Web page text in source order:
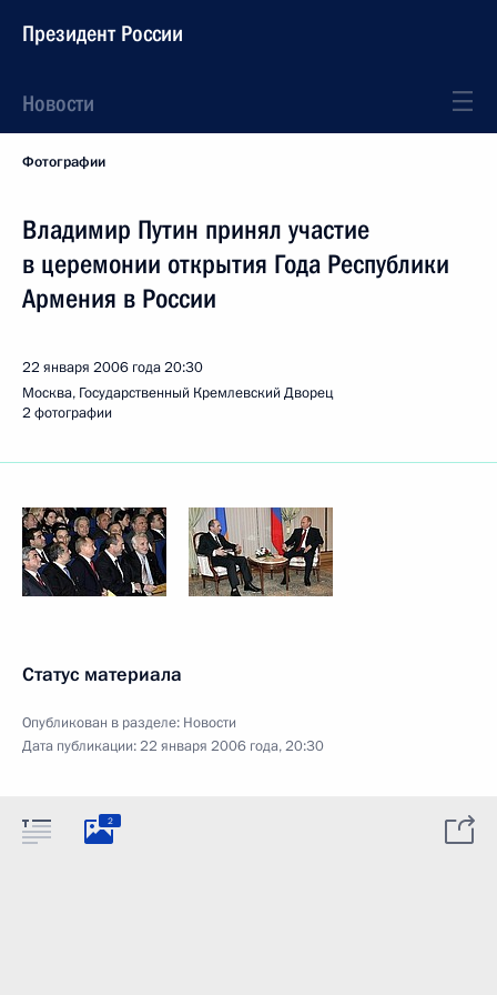
Президент России
Новости
Фотографии
Владимир Путин принял участие
в церемонии открытия Года Республики
Армения в России
22 января 2006 года20:30
Москва, Государственный Кремлевский Дворец
2 фотографии
Статус материала
Опубликован в разделе: Новости
Дата публикации:22 января 2006 года, 20:30
2